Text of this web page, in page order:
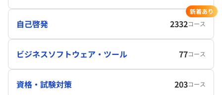
自己啓発 2332コース
新着あり
ビジネスソフトウェア・ツール 77コース
資格・試験対策 203コース